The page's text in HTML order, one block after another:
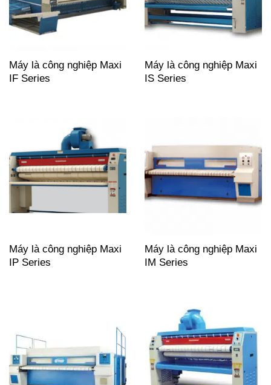
Máy là công nghiệp Maxi
IF Series
Máy là công nghiệp Maxi
IS Series
Máy là công nghiệp Maxi
IP Series
Máy là công nghiệp Maxi
IM Series